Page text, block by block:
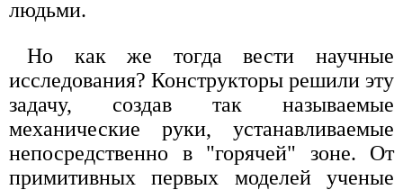
людьми.
Но как же тогда вести научные
исследования? Конструкторы решили эту
задачу, создав так называемые
механические руки, устанавливаемые
непосредственно в "горячей" зоне. От
примитивных первых моделей ученые